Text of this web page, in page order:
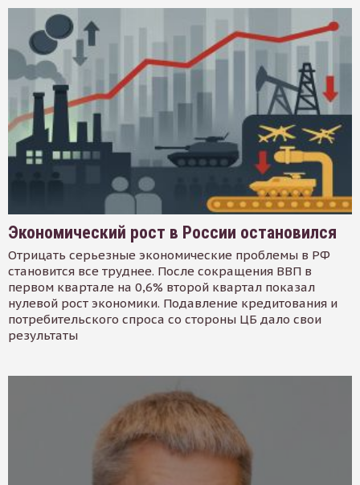
Экономический рост в России остановился
Отрицать серьезные экономические проблемы в РФ
становится все труднее. После сокращения ВВП в
первом квартале на 0,6% второй квартал показал
нулевой рост экономики. Подавление кредитования и
потребительского спроса со стороны ЦБ дало свои
результаты